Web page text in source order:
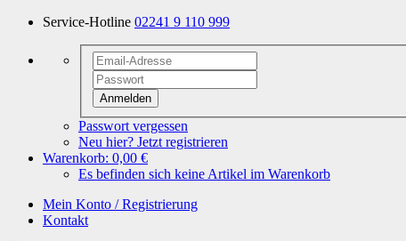
Service-Hotline 02241 9 110 999
Anmelden
Passwort vergessen
Neu hier? Jetzt registrieren
Warenkorb: 0,00 €
Es befinden sich keine Artikel im Warenkorb
Mein Konto / Registrierung
Kontakt